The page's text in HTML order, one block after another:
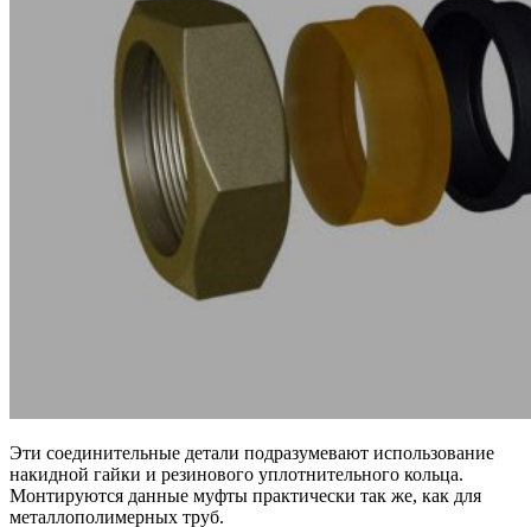
Эти соединительные детали подразумевают использование
накидной гайки и резинового уплотнительного кольца.
Монтируются данные муфты практически так же, как для
металлополимерных труб.